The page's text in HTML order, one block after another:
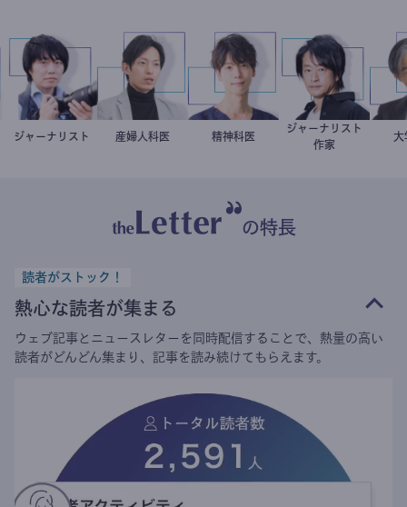
志葉玲
ジャーナリスト 重見大介
産婦人科医 藤野智哉
精神科医 鈴木エイト
ジャーナリスト
作家
の特長
読者がストック！
熱心な読者が集まる
ウェブ記事とニュースレターを同時配信することで、熱量の高い
読者がどんどん集まり、記事を読み続けてもらえます。